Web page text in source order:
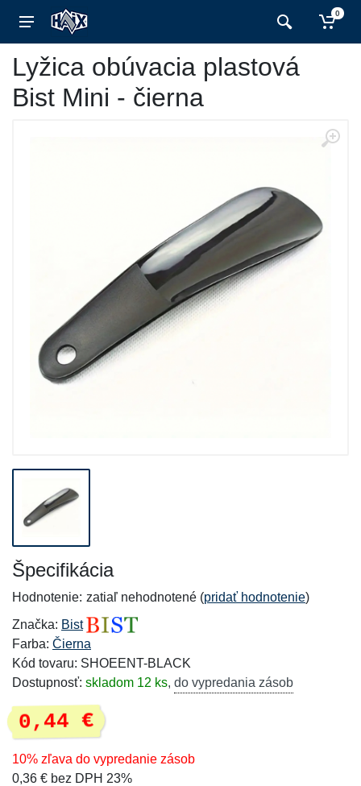
0
Lyžica obúvacia plastová
Bist Mini - čierna
Špecifikácia
Hodnotenie: zatiaľ nehodnotené (pridať hodnotenie)
Značka: Bist
Farba: Čierna
Kód tovaru: SHOEENT-BLACK
Dostupnosť: skladom 12 ks, do vypredania zásob
0,44 €
10% zľava do vypredanie zásob
0,36 € bez DPH 23%